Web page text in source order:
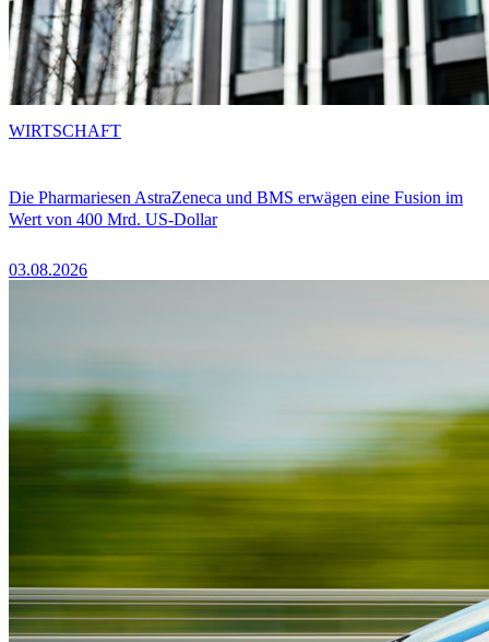
Die Pharmariesen AstraZeneca und BMS erwägen eine Fusion im
Wert von 400 Mrd. US-Dollar
03.08.2026
WIRTSCHAFT